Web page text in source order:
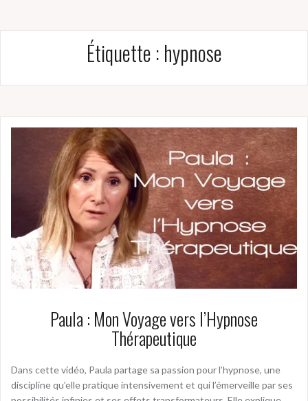
Étiquette : hypnose
Paula : Mon Voyage vers l’Hypnose
Thérapeutique
Dans cette vidéo, Paula partage sa passion pour l’hypnose, une
discipline qu’elle pratique intensivement et qui l’émerveille par ses